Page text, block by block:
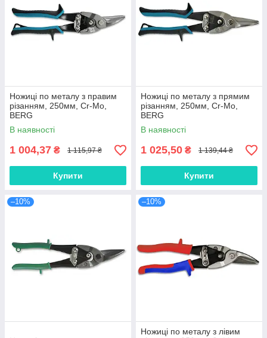
Ножиці по металу з правим
різанням, 250мм, Cr-Mo,
BERG
В наявності
1 004,37 ₴ 1 115,97 ₴
Купити
Ножиці по металу з прямим
різанням, 250мм, Cr-Mo,
BERG
В наявності
1 025,50 ₴ 1 139,44 ₴
Купити
–10% –10%
Ножиці по металу з лівим